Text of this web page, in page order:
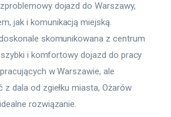
dojazd do Warszawy,
jak i komunikacją miejską.
skomunikowana z centrum
i komfortowy dojazd do pracy
w Warszawie, ale
z dala od zgiełku miasta, Ożarów
rozwiązanie.